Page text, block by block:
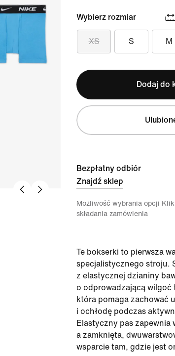
Wybierz rozmiar
XS S M
Dodaj do
Bezpłatny odbiór
Znajdź sklep
Możliwość wybrania opcji
składania zamówienia
Te bokserki to pierwsza
specjalistycznego stroju.
z elastycznej dzianiny
o odprowadzającą wilgoć
która pomaga zachować
i ochłodę podczas
Elastyczny pas zapewnia
a zamknięta,
wsparcie tam, gdzie jest